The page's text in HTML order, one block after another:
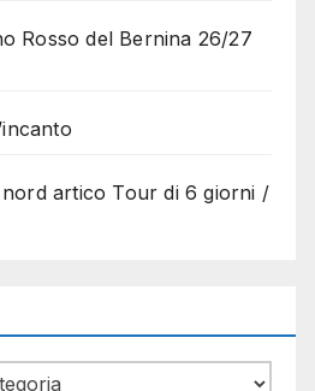
Rosso del Bernina 26/27
artico Tour di 6 giorni /